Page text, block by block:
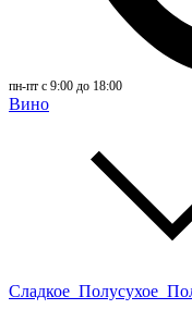
пн-пт с 9:00 до 18:00
Вино
Сладкое Полусухое